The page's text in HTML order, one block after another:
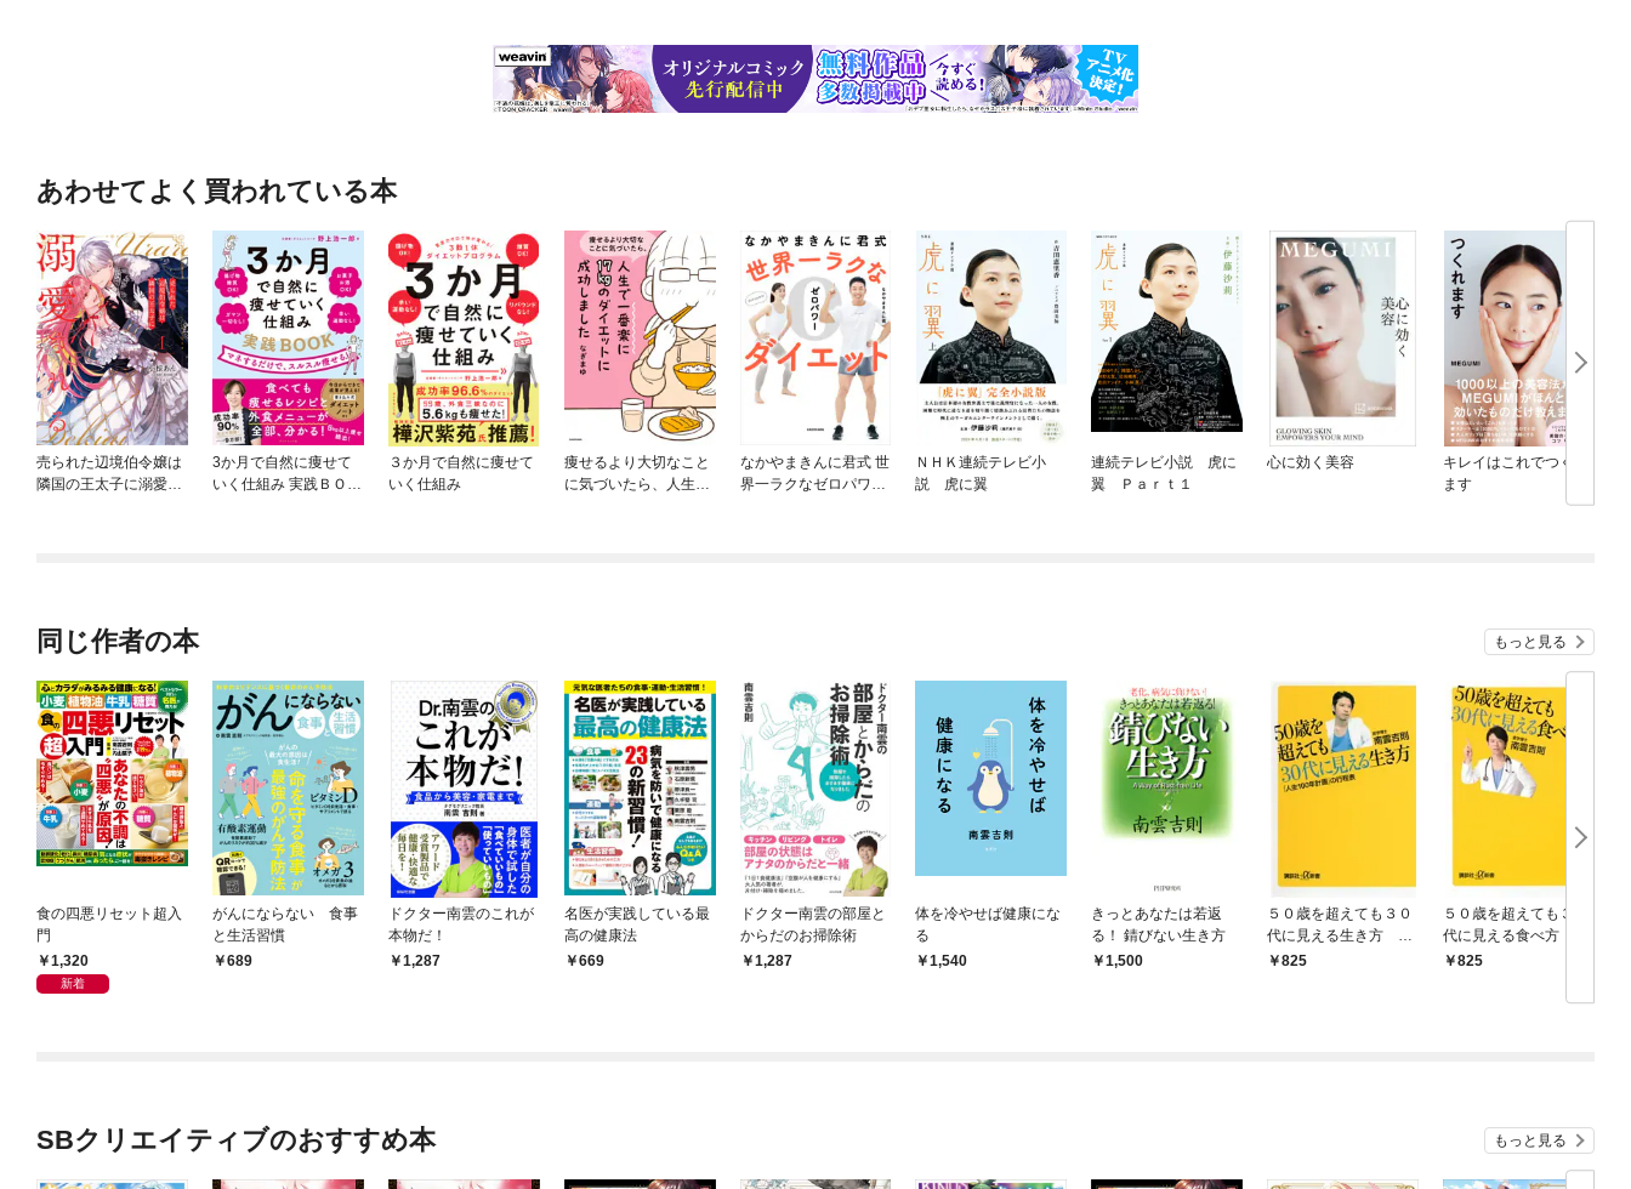
あわせてよく買われている本
売られた辺境伯令嬢は
隣国の王太子に溺愛さ
3か月で自然に痩せて
いく仕組み 実践ＢＯＯ
３か月で自然に痩せて
いく仕組み
痩せるより大切なこと
に気づいたら、人生で
なかやまきんに君式 世
界一ラクなゼロパワー
ＮＨＫ連続テレビ小
説 虎に翼
連続テレビ小説 虎に
翼 Ｐａｒｔ１
心に効く美容
キレイはこれでつくれ
ます
同じ作者の本 もっと見る
食の四悪リセット超入
門
1,320
新着
がんにならない 食事
と生活習慣
689
ドクター南雲のこれが
本物だ！
1,287
名医が実践している最
高の健康法
669
ドクター南雲の部屋と
からだのお掃除術
1,287
体を冷やせば健康にな
る
1,540
きっとあなたは若返
る！ 錆びない生き方
1,500
５０歳を超えても３０
代に見える生き方
「人生１００年計画」
825
５０歳を超えても３０
代に見える食べ方
825
SBクリエイティブのおすすめ本 もっと見る